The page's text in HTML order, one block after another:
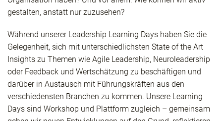
gestalten, anstatt nur zuzusehen?
Während unserer Leadership Learning Days haben Sie die
Gelegenheit, sich mit unterschiedlichsten State of the Art
Insights zu Themen wie Agile Leadership, Neuroleadership
oder Feedback und Wertschätzung zu beschäftigen und
darüber in Austausch mit Führungskräften aus den
verschiedensten Branchen zu kommen. Unsere Learning
Days sind Workshop und Plattform zugleich – gemeinsam